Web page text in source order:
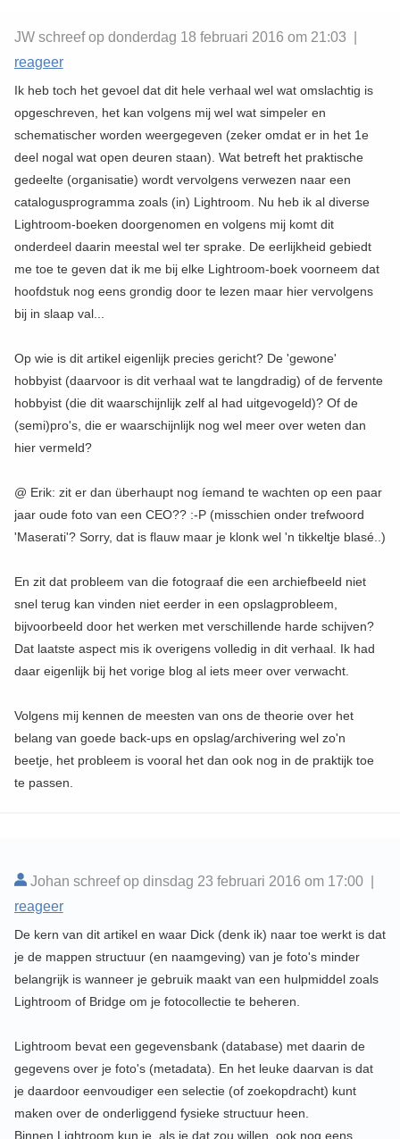
JW schreef op donderdag 18 februari 2016 om 21:03 |
reageer
Ik heb toch het gevoel dat dit hele verhaal wel wat omslachtig is
opgeschreven, het kan volgens mij wel wat simpeler en
schematischer worden weergegeven (zeker omdat er in het 1e
deel nogal wat open deuren staan). Wat betreft het praktische
gedeelte (organisatie) wordt vervolgens verwezen naar een
catalogusprogramma zoals (in) Lightroom. Nu heb ik al diverse
Lightroom-boeken doorgenomen en volgens mij komt dit
onderdeel daarin meestal wel ter sprake. De eerlijkheid gebiedt
me toe te geven dat ik me bij elke Lightroom-boek voorneem dat
hoofdstuk nog eens grondig door te lezen maar hier vervolgens
bij in slaap val...
Op wie is dit artikel eigenlijk precies gericht? De 'gewone'
hobbyist (daarvoor is dit verhaal wat te langdradig) of de fervente
hobbyist (die dit waarschijnlijk zelf al had uitgevogeld)? Of de
(semi)pro's, die er waarschijnlijk nog wel meer over weten dan
hier vermeld?
@ Erik: zit er dan überhaupt nog íemand te wachten op een paar
jaar oude foto van een CEO?? :-P (misschien onder trefwoord
'Maserati'? Sorry, dat is flauw maar je klonk wel 'n tikkeltje blasé..)
En zit dat probleem van die fotograaf die een archiefbeeld niet
snel terug kan vinden niet eerder in een opslagprobleem,
bijvoorbeeld door het werken met verschillende harde schijven?
Dat laatste aspect mis ik overigens volledig in dit verhaal. Ik had
daar eigenlijk bij het vorige blog al iets meer over verwacht.
Volgens mij kennen de meesten van ons de theorie over het
belang van goede back-ups en opslag/archivering wel zo'n
beetje, het probleem is vooral het dan ook nog in de praktijk toe
te passen.
Johan schreef op dinsdag 23 februari 2016 om 17:00 |
reageer
De kern van dit artikel en waar Dick (denk ik) naar toe werkt is dat
je de mappen structuur (en naamgeving) van je foto's minder
belangrijk is wanneer je gebruik maakt van een hulpmiddel zoals
Lightroom of Bridge om je fotocollectie te beheren.
Lightroom bevat een gegevensbank (database) met daarin de
gegevens over je foto's (metadata). En het leuke daarvan is dat
je daardoor eenvoudiger een selectie (of zoekopdracht) kunt
maken over de onderliggend fysieke structuur heen.
Binnen Lightroom kun je, als je dat zou willen, ook nog eens